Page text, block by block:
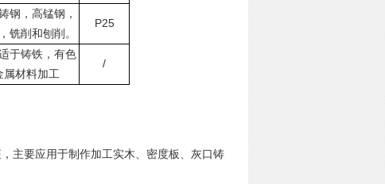
钢，高锰钢，
铣削和刨削。
P25
于铸铁，有色
属材料加工
/
主要应用于制作加工实木、密度板、灰口铸